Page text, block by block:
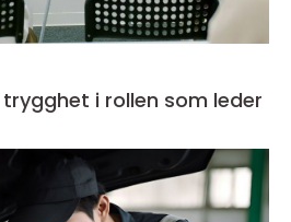
i rollen som leder